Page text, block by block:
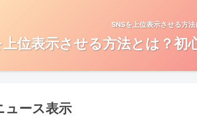
SNSを上位表示させる方
位表示させる方法とは？初
ース表示